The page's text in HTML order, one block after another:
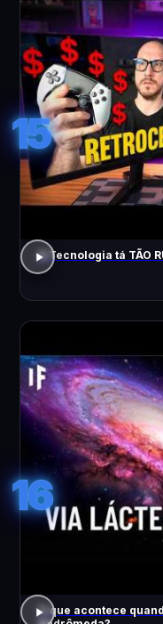
15
A Tecnologia tá TÃO
16
O que acontece